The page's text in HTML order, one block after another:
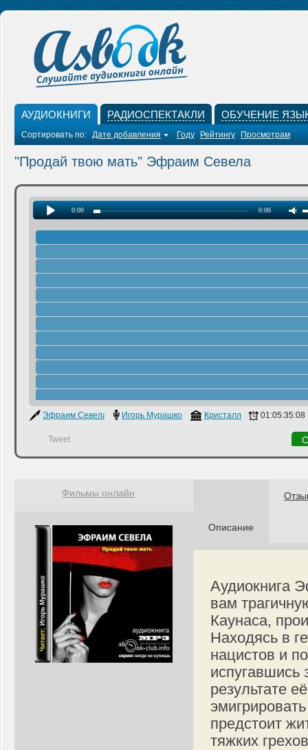
АУДИОКНИГИ РАДИОСПЕКТАКЛИ ОБУЧЕНИЕ
Сортировать по: Дате добавления Году Рейтингу Просмотрам
"Продай твою мать" Эфраим Севела
0:00 0:00
Эфраим Севела Игорь Мурашко Кристалл 01:05:35:08
Tweet
Описание
Аудиокнига
вам
Каунаса,
Находясь в
нацистов и
испугавшись
результате
предстоит
тяжких
Фильмы онлайн